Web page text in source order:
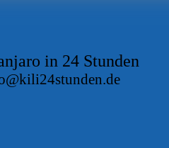
in 24 Stunden